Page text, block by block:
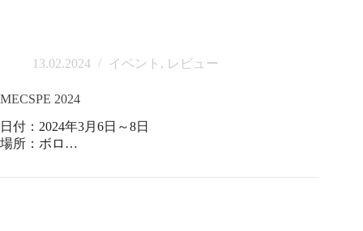
13.02.2024 イベント , レビュー
MECSPE 2024
日付：2024年3月6日～8日
場所：ボロ…